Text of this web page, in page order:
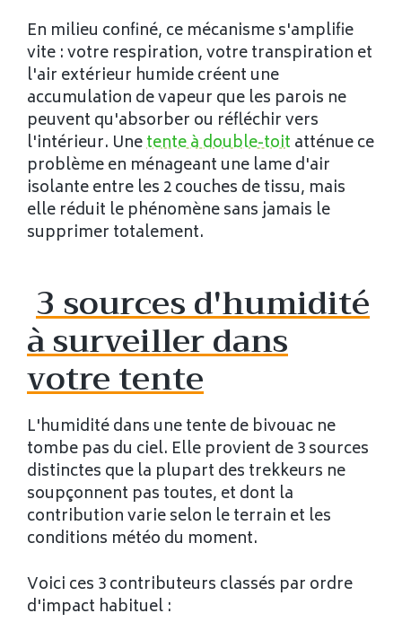
En milieu confiné, ce mécanisme s'amplifie
vite : votre respiration, votre transpiration et
l'air extérieur humide créent une
accumulation de vapeur que les parois ne
peuvent qu'absorber ou réfléchir vers
l'intérieur. Unetente à double-toit atténue ce
problème en ménageant une lame d'air
isolante entre les 2 couches de tissu, mais
elle réduit le phénomène sans jamais le
supprimer totalement.
3 sources d'humidité
à surveiller dans
votre tente
L'humidité dans une tente de bivouac ne
tombe pas du ciel. Elle provient de 3 sources
distinctes que la plupart des trekkeurs ne
soupçonnent pas toutes, et dont la
contribution varie selon le terrain et les
conditions météo du moment.
Voici ces 3 contributeurs classés par ordre
d'impact habituel :